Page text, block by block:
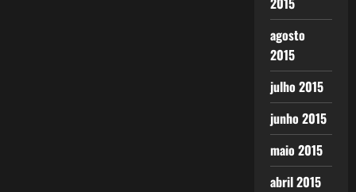
agosto
2015
julho 2015
junho 2015
maio 2015
abril 2015